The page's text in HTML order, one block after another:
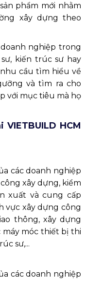
phẩm mới nhằm
xây dựng theo
nghiệp trong
kiến trúc sư hay
cầu tìm hiểu về
và tìm ra cho
với mục tiêu mà họ
HCM
các doanh nghiệp
xây dựng, kiểm
xuất và cung cấp
vực xây dựng công
thông, xây dựng
máy móc thiết bị thi
sư,...
các doanh nghiệp